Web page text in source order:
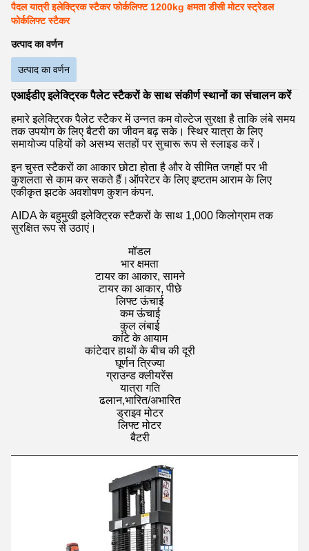
पैदल यात्री इलेक्ट्रिक स्टैकर फोर्कलिफ्ट 1200kg क्षमता डीसी मोटर स्ट्रेडल
फोर्कलिफ्ट स्टैकर
उत्पाद का वर्णन
उत्पाद का वर्णन
एआईडीए इलेक्ट्रिक पैलेट स्टैकरों के साथ संकीर्ण स्थानों का संचालन करें
हमारे इलेक्ट्रिक पैलेट स्टैकर में उन्नत कम वोल्टेज सुरक्षा है ताकि लंबे समय
तक उपयोग के लिए बैटरी का जीवन बढ़ सके। स्थिर यात्रा के लिए
समायोज्य पहियों को असभ्य सतहों पर सुचारू रूप से स्लाइड करें।
इन चुस्त स्टैकरों का आकार छोटा होता है और वे सीमित जगहों पर भी
कुशलता से काम कर सकते हैं।ऑपरेटर के लिए इष्टतम आराम के लिए
एकीकृत झटके अवशोषण कुशन कंपन.
AIDA के बहुमुखी इलेक्ट्रिक स्टैकरों के साथ 1,000 किलोग्राम तक
सुरक्षित रूप से उठाएं।
मॉडल
भार क्षमता
टायर का आकार, सामने
टायर का आकार, पीछे
लिफ्ट ऊंचाई
कम ऊंचाई
कुल लंबाई
कांटे के आयाम
कांटेदार हाथों के बीच की दूरी
घूर्णन त्रिज्या
ग्राउन्ड क्लीयरेंस
यात्रा गति
ढलान,भारित/अभारित
ड्राइव मोटर
लिफ्ट मोटर
बैटरी